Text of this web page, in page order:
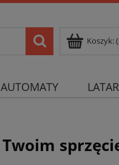
Koszyk:
AUTOMATY